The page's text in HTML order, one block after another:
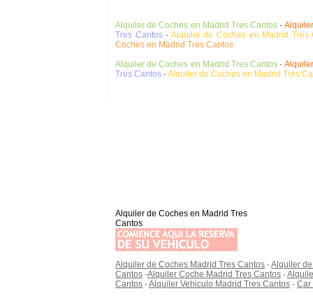
Alquiler de Coches en Madrid Tres Cantos ·
Tres Cantos· Alquiler de Coches en Madrid Tres
Coches en Madrid Tres Cantos
Alquiler de Coches en Madrid Tres Cantos ·
Tres Cantos · Alquiler de Coches en Madrid Tres
Alquiler de Coches en Madrid Tres
Cantos
Alquiler de Coches Madrid Tres Cantos · Alquiler
Cantos ·Alquiler Coche Madrid Tres Cantos ·
Cantos · Alquiler Vehiculo Madrid Tres Cantos · Car